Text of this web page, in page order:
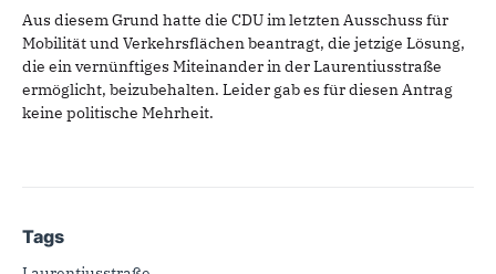
Aus diesem Grund hatte die CDU im letzten Ausschuss für
Mobilität und Verkehrsflächen beantragt, die jetzige Lösung,
die ein vernünftiges Miteinander in der Laurentiusstraße
ermöglicht, beizubehalten. Leider gab es für diesen Antrag
keine politische Mehrheit.
Tags